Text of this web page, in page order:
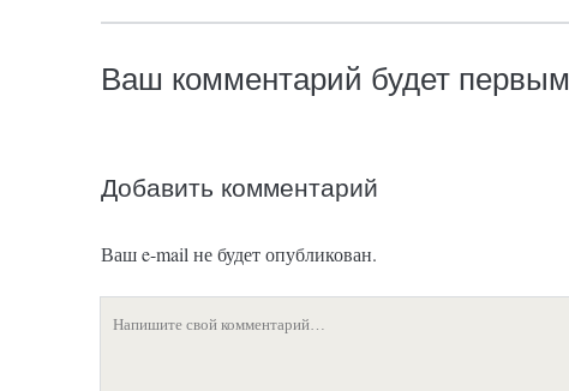
Ваш комментарий будет первым
Добавить комментарий
Ваш e-mail не будет опубликован.